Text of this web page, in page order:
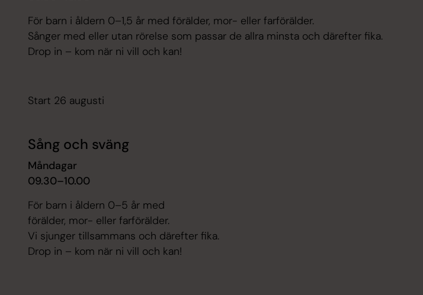
För barn i åldern 0–1,5 år med förälder, mor- eller farförälder.
Sånger med eller utan rörelse som passar de allra minsta och därefter fika.
Drop in – kom när ni vill och kan!
Start 26 augusti
Sång och sväng
Måndagar
09.30–10.00
För barn i åldern 0–5 år med
förälder, mor- eller farförälder.
Vi sjunger tillsammans och därefter fika.
Drop in – kom när ni vill och kan!